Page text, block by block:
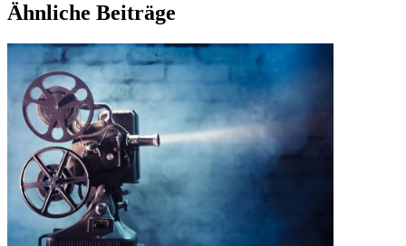
Ähnliche Beiträge